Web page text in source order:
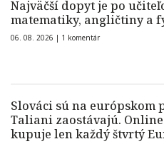
Najväčší dopyt je po
matematiky, angličtiny a
06. 08. 2026 | 1 komentár
Slováci sú na európskom
Taliani zaostávajú.
kupuje len každý štvrtý